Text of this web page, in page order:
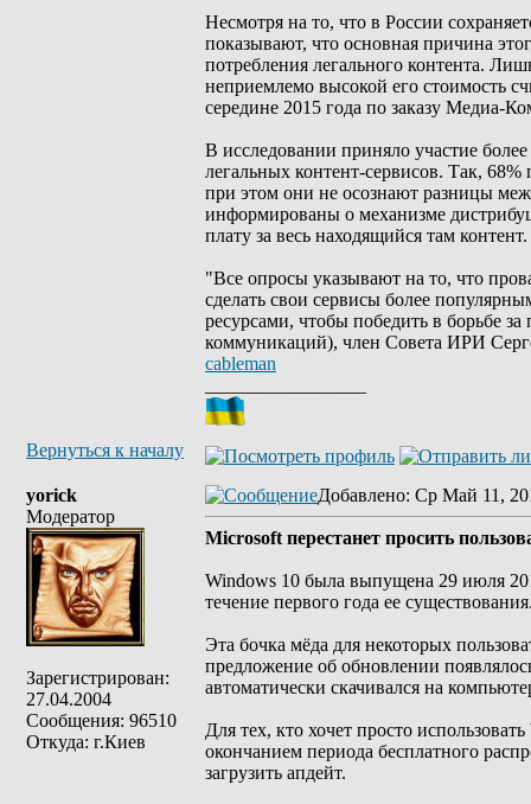
Несмотря на то, что в России
показывают, что основная причина
потребления легального контента.
неприемлемо высокой его стоимость
середине 2015 года по заказу
В исследовании приняло участие
легальных контент-сервисов. Так,
при этом они не осознают разницы
информированы о механизме
плату за весь находящийся там контент.
"Все опросы указывают на то, что
сделать свои сервисы более
ресурсами, чтобы победить в борьбе
коммуникаций), член Совета ИРИ
cableman
Вернуться к началу
yorick
Модератор
Зарегистрирован:
27.04.2004
Сообщения: 96510
Откуда: г.Киев
Добавлено: Ср Май 11,
Microsoft перестанет просить
Windows 10 была выпущена 29 июля
течение первого года ее
Эта бочка мёда для некоторых
предложение об обновлении
автоматически скачивался на
Для тех, кто хочет просто
окончанием периода бесплатного
загрузить апдейт.